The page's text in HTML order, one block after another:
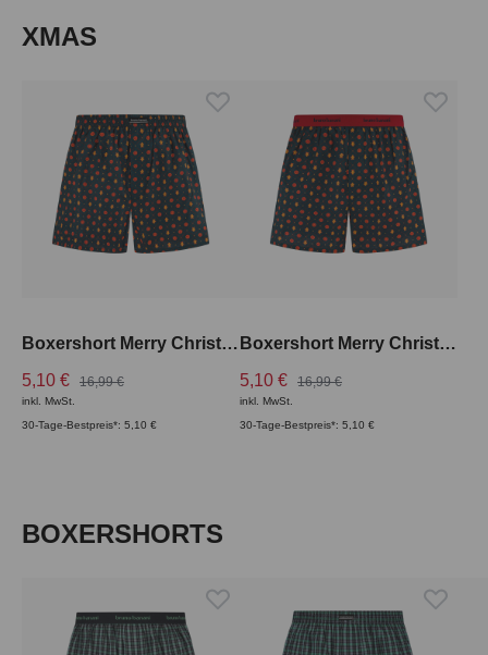
Produktgalerie überspringen
XMAS
Boxershort Merry Christmas Bund innen
5,10 €
16,99 €
inkl. MwSt.
30-Tage-Bestpreis*: 5,10 €
Boxershort Merry Christmas Bund aussen
5,10 €
16,99 €
inkl. MwSt.
30-Tage-Bestpreis*: 5,10 €
Produktgalerie überspringen
BOXERSHORTS